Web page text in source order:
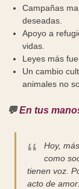
Campañas
deseadas.
Apoyo a
vidas.
Leyes más
Un cambio
animales no
💬En tus
Hoy,
como
tienen voz.
acto de